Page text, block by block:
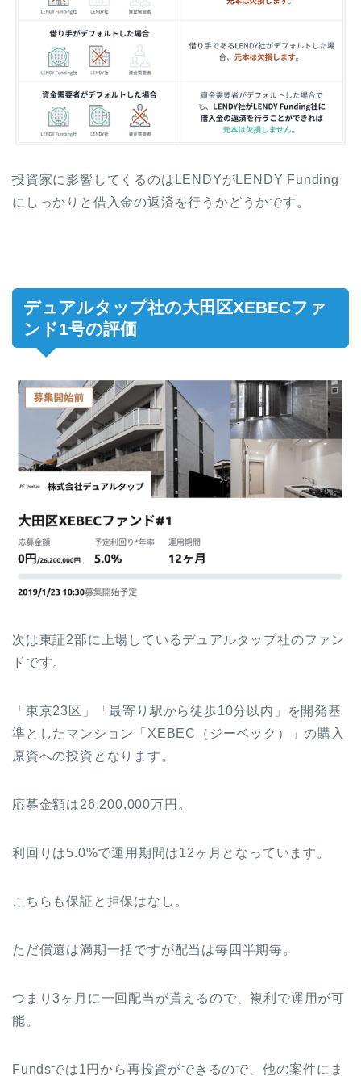
投資家に影響してくるのはLENDYがLENDY Funding
にしっかりと借入金の返済を行うかどうかです。
デュアルタップ社の大田区XEBECファ
ンド1号の評価
次は東証2部に上場しているデュアルタップ社のファン
ドです。
「東京23区」「最寄り駅から徒歩10分以内」を開発基
準としたマンション「XEBEC（ジーベック）」の購入
原資への投資となります。
応募金額は26,200,000万円。
利回りは5.0%で運用期間は12ヶ月となっています。
こちらも保証と担保はなし。
ただ償還は満期一括ですが配当は毎四半期毎。
つまり3ヶ月に一回配当が貰えるので、複利で運用が可
能。
Fundsでは1円から再投資ができるので、他の案件にま